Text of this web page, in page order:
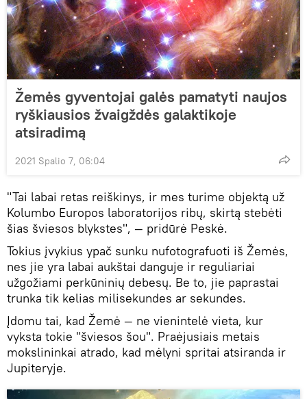
Žemės gyventojai galės pamatyti naujos
ryškiausios žvaigždės galaktikoje
atsiradimą
2021 Spalio 7, 06:04
"Tai labai retas reiškinys, ir mes turime objektą už
Kolumbo Europos laboratorijos ribų, skirtą stebėti
šias šviesos blykstes", — pridūrė Peskė.
Tokius įvykius ypač sunku nufotografuoti iš Žemės,
nes jie yra labai aukštai danguje ir reguliariai
užgožiami perkūninių debesų. Be to, jie paprastai
trunka tik kelias milisekundes ar sekundes.
Įdomu tai, kad Žemė — ne vienintelė vieta, kur
vyksta tokie "šviesos šou". Praėjusiais metais
mokslininkai atrado, kad mėlyni spritai atsiranda ir
Jupiteryje.